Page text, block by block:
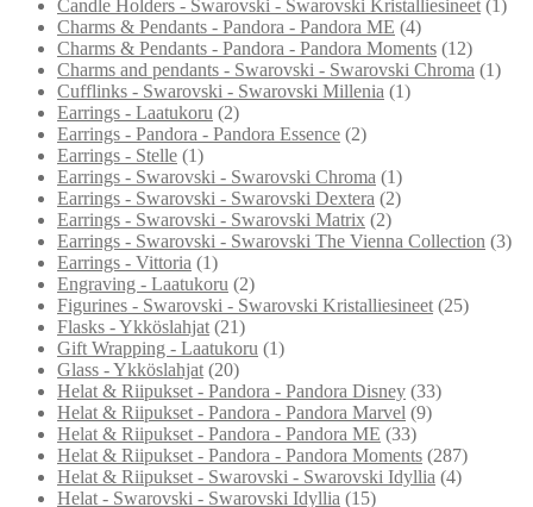
Candle Holders - Swarovski - Swarovski Kristalliesineet (1)
Charms & Pendants - Pandora - Pandora ME (4)
Charms & Pendants - Pandora - Pandora Moments (12)
Charms and pendants - Swarovski - Swarovski Chroma (1)
Cufflinks - Swarovski - Swarovski Millenia (1)
Earrings - Laatukoru (2)
Earrings - Pandora - Pandora Essence (2)
Earrings - Stelle (1)
Earrings - Swarovski - Swarovski Chroma (1)
Earrings - Swarovski - Swarovski Dextera (2)
Earrings - Swarovski - Swarovski Matrix (2)
Earrings - Swarovski - Swarovski The Vienna Collection (3)
Earrings - Vittoria (1)
Engraving - Laatukoru (2)
Figurines - Swarovski - Swarovski Kristalliesineet (25)
Flasks - Ykköslahjat (21)
Gift Wrapping - Laatukoru (1)
Glass - Ykköslahjat (20)
Helat & Riipukset - Pandora - Pandora Disney (33)
Helat & Riipukset - Pandora - Pandora Marvel (9)
Helat & Riipukset - Pandora - Pandora ME (33)
Helat & Riipukset - Pandora - Pandora Moments (287)
Helat & Riipukset - Swarovski - Swarovski Idyllia (4)
Helat - Swarovski - Swarovski Idyllia (15)